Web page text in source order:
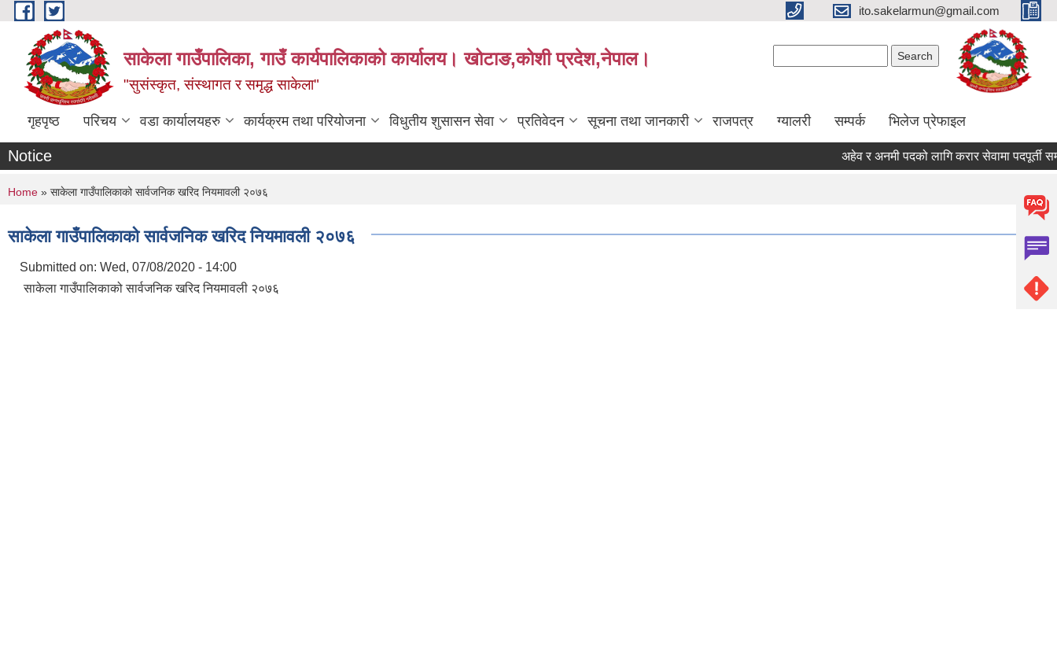
Skip to main content ito.sakelarmun@gmail.com
साकेला गाउँपालिका, गाउँ कार्यपालिकाको कार्यालय। खोटाङ,कोशी प्रदेश,नेपाल।
"सुसंस्कृत, संस्थागत र समृद्ध साकेला"
गृहपृष्ठ परिचय वडा कार्यालयहरु कार्यक्रम तथा परियोजना विधुतीय शुसासन सेवा प्रतिवेदन सूचना तथा जानकारी राजपत्र ग्यालरी सम्पर्क भिलेज प्रेफाइल
Notice अहेव र अनमी पदको लागि करार सेवामा पदपूर्ती
You are here
Home » साकेला गाउँपालिकाको सार्वजनिक खरिद नियमावली २०७६
साकेला गाउँपालिकाको सार्वजनिक खरिद नियमावली २०७६
Submitted on: Wed, 07/08/2020 - 14:00
साकेला गाउँपालिकाको सार्वजनिक खरिद नियमावली २०७६